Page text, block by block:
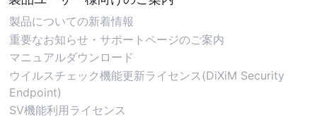
製品についての新着情報
重要なお知らせ・サポートページのご案内
マニュアルダウンロード
ウイルスチェック機能更新ライセンス(DiXiM Security
Endpoint)
SV機能利用ライセンス